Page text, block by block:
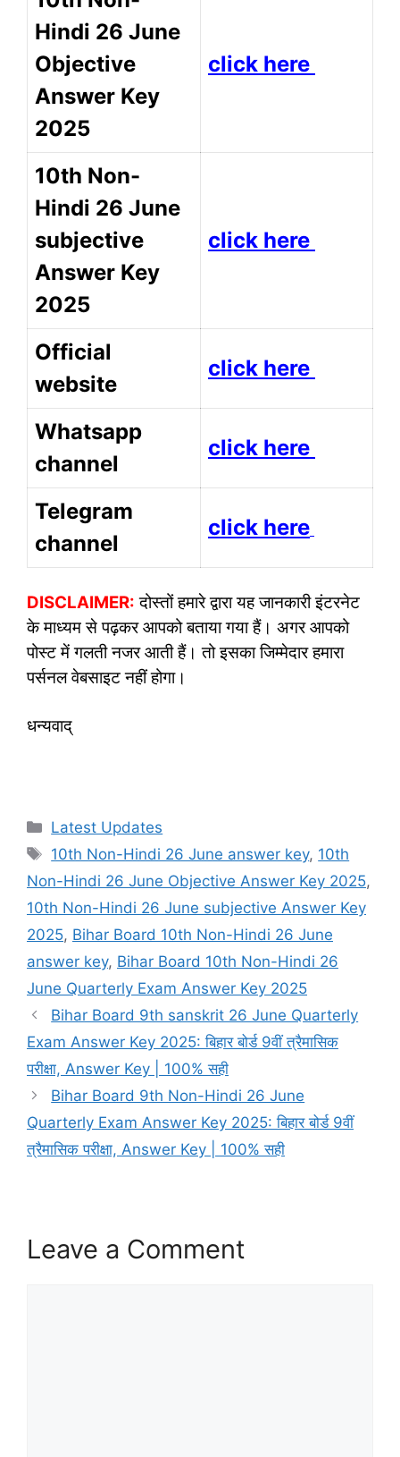
Hindi 26 June
Objective
Answer Key
2025
click here
10th Non-
Hindi 26 June
subjective
Answer Key
2025
click here
Official
website
click here
Whatsapp
channel
click here
Telegram
channel
click here
DISCLAIMER: दोस्तों हमारे द्वारा यह जानकारी इंटरनेट
के माध्यम से पढ़कर आपको बताया गया हैं। अगर आपको
पोस्ट में गलती नजर आती हैं। तो इसका जिम्मेदार हमारा
पर्सनल वेबसाइट नहीं होगा।
धन्यवाद्
Categories
Latest Updates
Tags
10th Non-Hindi 26 June answer key, 10th
Non-Hindi 26 June Objective Answer Key 2025,
10th Non-Hindi 26 June subjective Answer Key
2025, Bihar Board 10th Non-Hindi 26 June
answer key, Bihar Board 10th Non-Hindi 26
June Quarterly Exam Answer Key 2025
Bihar Board 9th sanskrit 26 June Quarterly
Exam Answer Key 2025: बिहार बोर्ड 9वीं त्रैमासिक
परीक्षा, Answer Key | 100% सही
Bihar Board 9th Non-Hindi 26 June
Quarterly Exam Answer Key 2025: बिहार बोर्ड 9वीं
त्रैमासिक परीक्षा, Answer Key | 100% सही
Leave a Comment